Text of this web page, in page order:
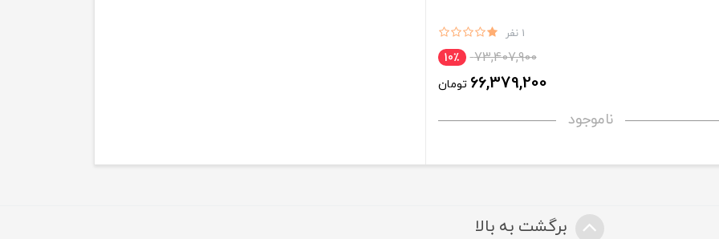
1 نفر
73,407,900 10٪
66,379,200 تومان
ناموجود
برگشت به بالا